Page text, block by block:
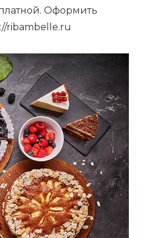
Оформить
ribambelle.ru